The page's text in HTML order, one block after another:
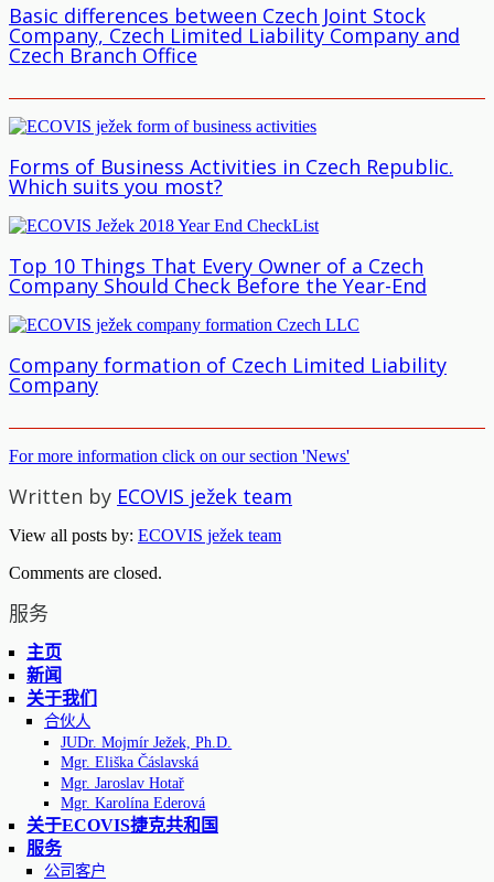
Basic differences between Czech Joint Stock
Company, Czech Limited Liability Company and
Czech Branch Office
Forms of Business Activities in Czech Republic.
Which suits you most?
Top 10 Things That Every Owner of a Czech
Company Should Check Before the Year-End
Company formation of Czech Limited Liability
Company
For more information click on our section 'News'
Written by ECOVIS ježek team
View all posts by: ECOVIS ježek team
Comments are closed.
服务
主页
新闻
关于我们
合伙人
JUDr. Mojmír Ježek, Ph.D.
Mgr. Eliška Čáslavská
Mgr. Jaroslav Hotař
Mgr. Karolína Ederová
关于ECOVIS捷克共和国
服务
公司客户